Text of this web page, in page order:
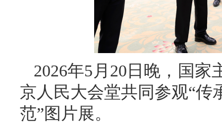
2026年5月20日晚，国
京人民大会堂共同参观“
范”图片展。